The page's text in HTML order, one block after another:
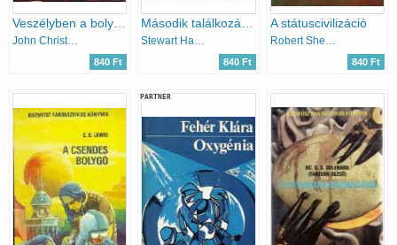
John Christopher
840 Ft 840 Ft
A státuscivilizáció
840 Ft
PARTNER